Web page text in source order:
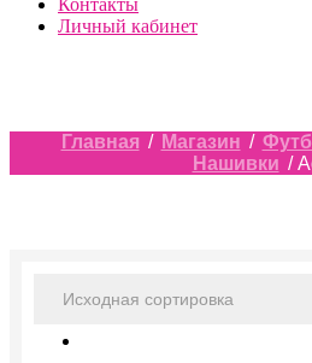
Контакты
Личный кабинет
Главная / Магазин /
Нашивки /